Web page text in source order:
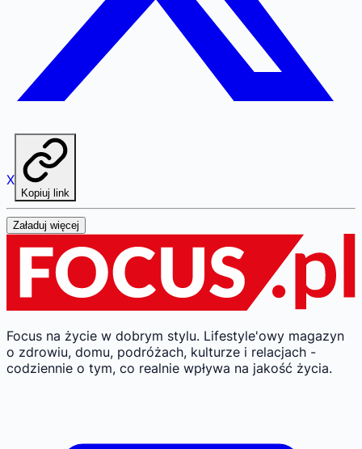
X
Kopiuj link
Załaduj więcej
Focus na życie w dobrym stylu. Lifestyle'owy magazyn
o zdrowiu, domu, podróżach, kulturze i relacjach -
codziennie o tym, co realnie wpływa na jakość życia.